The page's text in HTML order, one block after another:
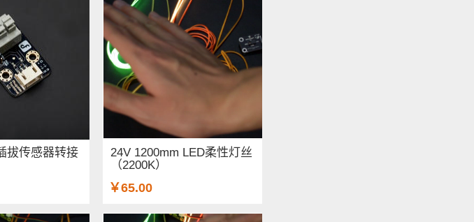
拔传感器转接
24V 1200mm LED柔性灯丝
（2200K）
￥65.00